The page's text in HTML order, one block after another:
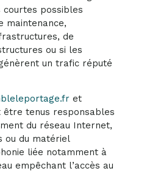
possibles
maintenance,
de
ou si les
un trafic réputé
et
être tenus responsables
du réseau Internet,
ou du matériel
liée notamment à
empêchant l’accès au